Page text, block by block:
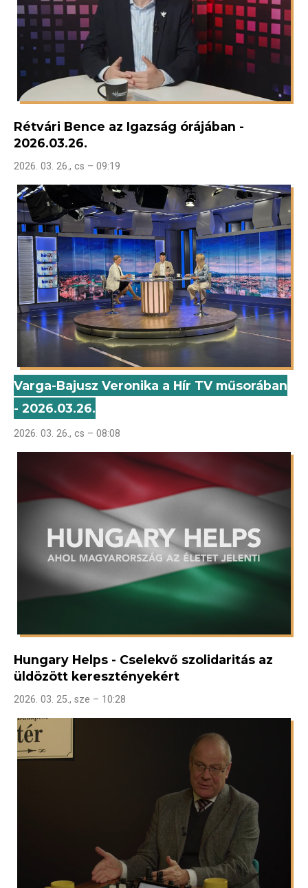
Rétvári Bence az Igazság órájában -
2026.03.26.
2026. 03. 26., cs – 09:19
Varga-Bajusz Veronika a Hír TV műsorában
- 2026.03.26.
2026. 03. 26., cs – 08:08
Hungary Helps - Cselekvő szolidaritás az
üldözött keresztényekért
2026. 03. 25., sze – 10:28